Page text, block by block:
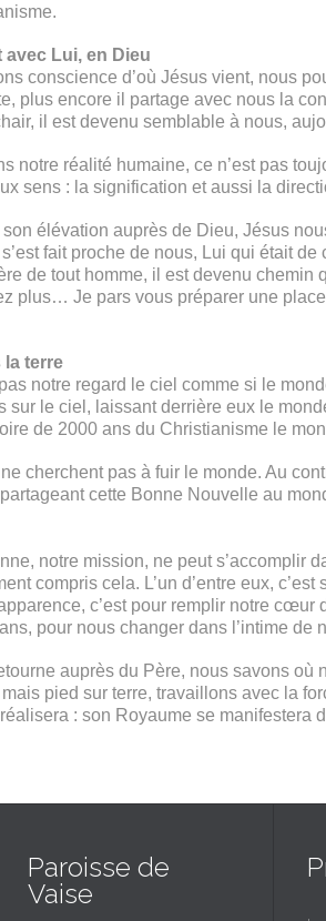
avec Lui, en Dieu
conscience d’où Jésus vient, nous
plus encore il partage avec nous la
il est devenu semblable à nous,
notre réalité humaine, ce n’est pas
sens : la signification et aussi la
élévation auprès de Dieu, Jésus
fait proche de nous, Lui qui était
de tout homme, il est devenu chemin
plus… Je pars vous préparer une
la terre
notre regard le ciel comme si le
sur le ciel, laissant derrière eux le
de 2000 ans du Christianisme le
cherchent pas à fuir le monde. Au
cette Bonne Nouvelle au
notre mission, ne peut s’accomplir
compris cela. L’un d’entre eux,
c’est pour remplir notre
pour nous changer dans l’intime de
auprès du Père, nous savons
pied sur terre, travaillons avec la
: son Royaume se manifestera
Paroisse de
Vaise